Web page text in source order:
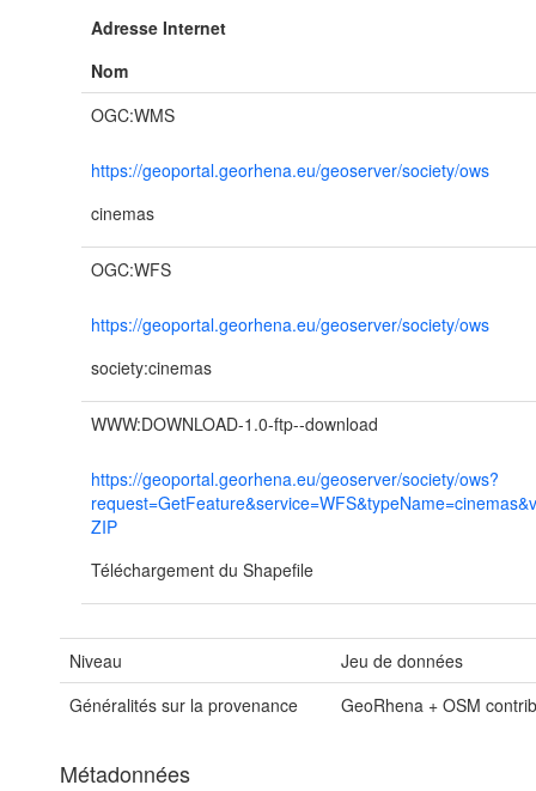
Adresse Internet
Nom
OGC:WMS
https://geoportal.georhena.eu/geoserver/society/ows
cinemas
OGC:WFS
https://geoportal.georhena.eu/geoserver/society/ows
society:cinemas
WWW:DOWNLOAD-1.0-ftp--download
https://geoportal.georhena.eu/geoserver/society/ows?
ZIP
Téléchargement du Shapefile
Niveau
Jeu de données
Généralités sur la provenance
GeoRhena + OSM
Métadonnées